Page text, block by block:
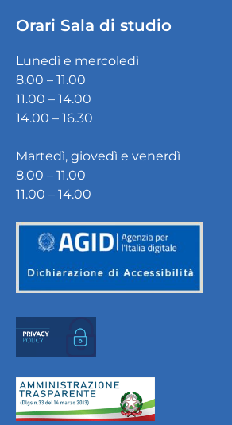
Orari Sala di studio
Lunedì e mercoledì
8.00 – 11.00
11.00 – 14.00
14.00 – 16.30
Martedì, giovedì e venerdì
8.00 – 11.00
11.00 – 14.00